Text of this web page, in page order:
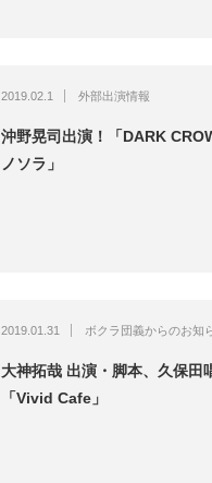
2019.02.1 外部出演情報
沖野晃司出演！「DARK
ノソラ」
2019.01.31 ボクラ団義からのお知
大神拓哉 出演・脚本、久保田
「Vivid Cafe」